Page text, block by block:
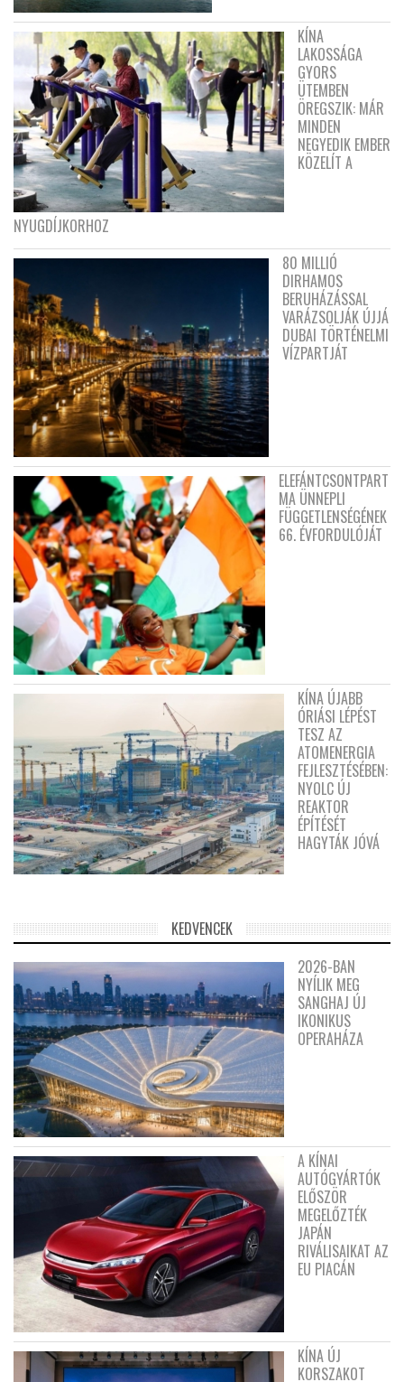
KÍNA
LAKOSSÁGA
GYORS
ÜTEMBEN
ÖREGSZIK: MÁR
MINDEN
NEGYEDIK EMBER
KÖZELÍT A
NYUGDÍJKORHOZ
80 MILLIÓ
DIRHAMOS
BERUHÁZÁSSAL
VARÁZSOLJÁK ÚJJÁ
DUBAI TÖRTÉNELMI
VÍZPARTJÁT
ELEFÁNTCSONTPART
MA ÜNNEPLI
FÜGGETLENSÉGÉNEK
66. ÉVFORDULÓJÁT
KÍNA ÚJABB
ÓRIÁSI LÉPÉST
TESZ AZ
ATOMENERGIA
FEJLESZTÉSÉBEN:
NYOLC ÚJ
REAKTOR
ÉPÍTÉSÉT
HAGYTÁK JÓVÁ
KEDVENCEK
2026-BAN
NYÍLIK MEG
SANGHAJ ÚJ
IKONIKUS
OPERAHÁZA
A KÍNAI
AUTÓGYÁRTÓK
ELŐSZÖR
MEGELŐZTÉK
JAPÁN
RIVÁLISAIKAT AZ
EU PIACÁN
KÍNA ÚJ
KORSZAKOT